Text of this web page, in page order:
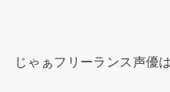
じゃぁフリーランス声優